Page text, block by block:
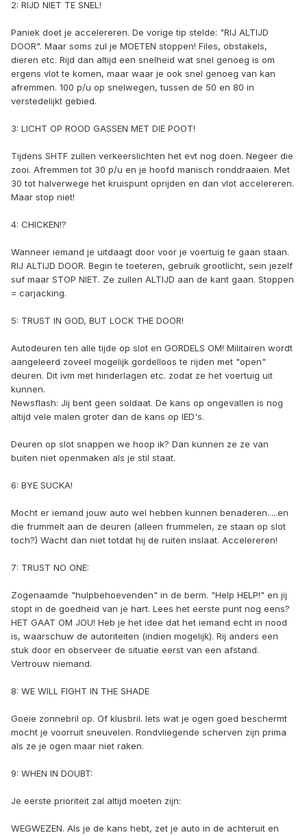
2: RIJD NIET TE SNEL!
Paniek doet je accelereren. De vorige tip stelde: "RIJ ALTIJD
DOOR". Maar soms zul je MOETEN stoppen! Files, obstakels,
dieren etc. Rijd dan altijd een snelheid wat snel genoeg is om
ergens vlot te komen, maar waar je ook snel genoeg van kan
afremmen. 100 p/u op snelwegen, tussen de 50 en 80 in
verstedelijkt gebied.
3: LICHT OP ROOD GASSEN MET DIE POOT!
Tijdens SHTF zullen verkeerslichten het evt nog doen. Negeer die
zooi. Afremmen tot 30 p/u en je hoofd manisch ronddraaien. Met
30 tot halverwege het kruispunt oprijden en dan vlot accelereren.
Maar stop niet!
4: CHICKEN!?
Wanneer iemand je uitdaagt door voor je voertuig te gaan staan.
RIJ ALTIJD DOOR. Begin te toeteren, gebruik grootlicht, sein jezelf
suf maar STOP NIET. Ze zullen ALTIJD aan de kant gaan. Stoppen
= carjacking.
5: TRUST IN GOD, BUT LOCK THE DOOR!
Autodeuren ten alle tijde op slot en GORDELS OM! Militairen wordt
aangeleerd zoveel mogelijk gordelloos te rijden met "open"
deuren. Dit ivm met hinderlagen etc. zodat ze het voertuig uit
kunnen.
Newsflash: Jij bent geen soldaat. De kans op ongevallen is nog
altijd vele malen groter dan de kans op IED's.
Deuren op slot snappen we hoop ik? Dan kunnen ze ze van
buiten niet openmaken als je stil staat.
6: BYE SUCKA!
Mocht er iemand jouw auto wel hebben kunnen benaderen.....en
die frummelt aan de deuren (alleen frummelen, ze staan op slot
toch?) Wacht dan niet totdat hij de ruiten inslaat. Accelereren!
7: TRUST NO ONE:
Zogenaamde "hulpbehoevenden" in de berm. "Help HELP!" en jij
stopt in de goedheid van je hart. Lees het eerste punt nog eens?
HET GAAT OM JOU! Heb je het idee dat het iemand echt in nood
is, waarschuw de autoriteiten (indien mogelijk). Rij anders een
stuk door en observeer de situatie eerst van een afstand.
Vertrouw niemand.
8: WE WILL FIGHT IN THE SHADE
Goeie zonnebril op. Of klusbril. Iets wat je ogen goed beschermt
mocht je voorruit sneuvelen. Rondvliegende scherven zijn prima
als ze je ogen maar niet raken.
9: WHEN IN DOUBT:
Je eerste prioriteit zal altijd moeten zijn:
WEGWEZEN. Als je de kans hebt, zet je auto in de achteruit en